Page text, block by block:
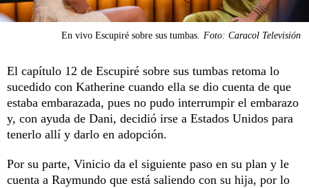
En vivo Escupiré sobre sus tumbas. Foto: Caracol Televisión
El capítulo 12 de Escupiré sobre sus tumbas retoma lo
sucedido con Katherine cuando ella se dio cuenta de que
estaba embarazada, pues no pudo interrumpir el embarazo
y, con ayuda de Dani, decidió irse a Estados Unidos para
tenerlo allí y darlo en adopción.
Por su parte, Vinicio da el siguiente paso en su plan y le
cuenta a Raymundo que está saliendo con su hija, por lo